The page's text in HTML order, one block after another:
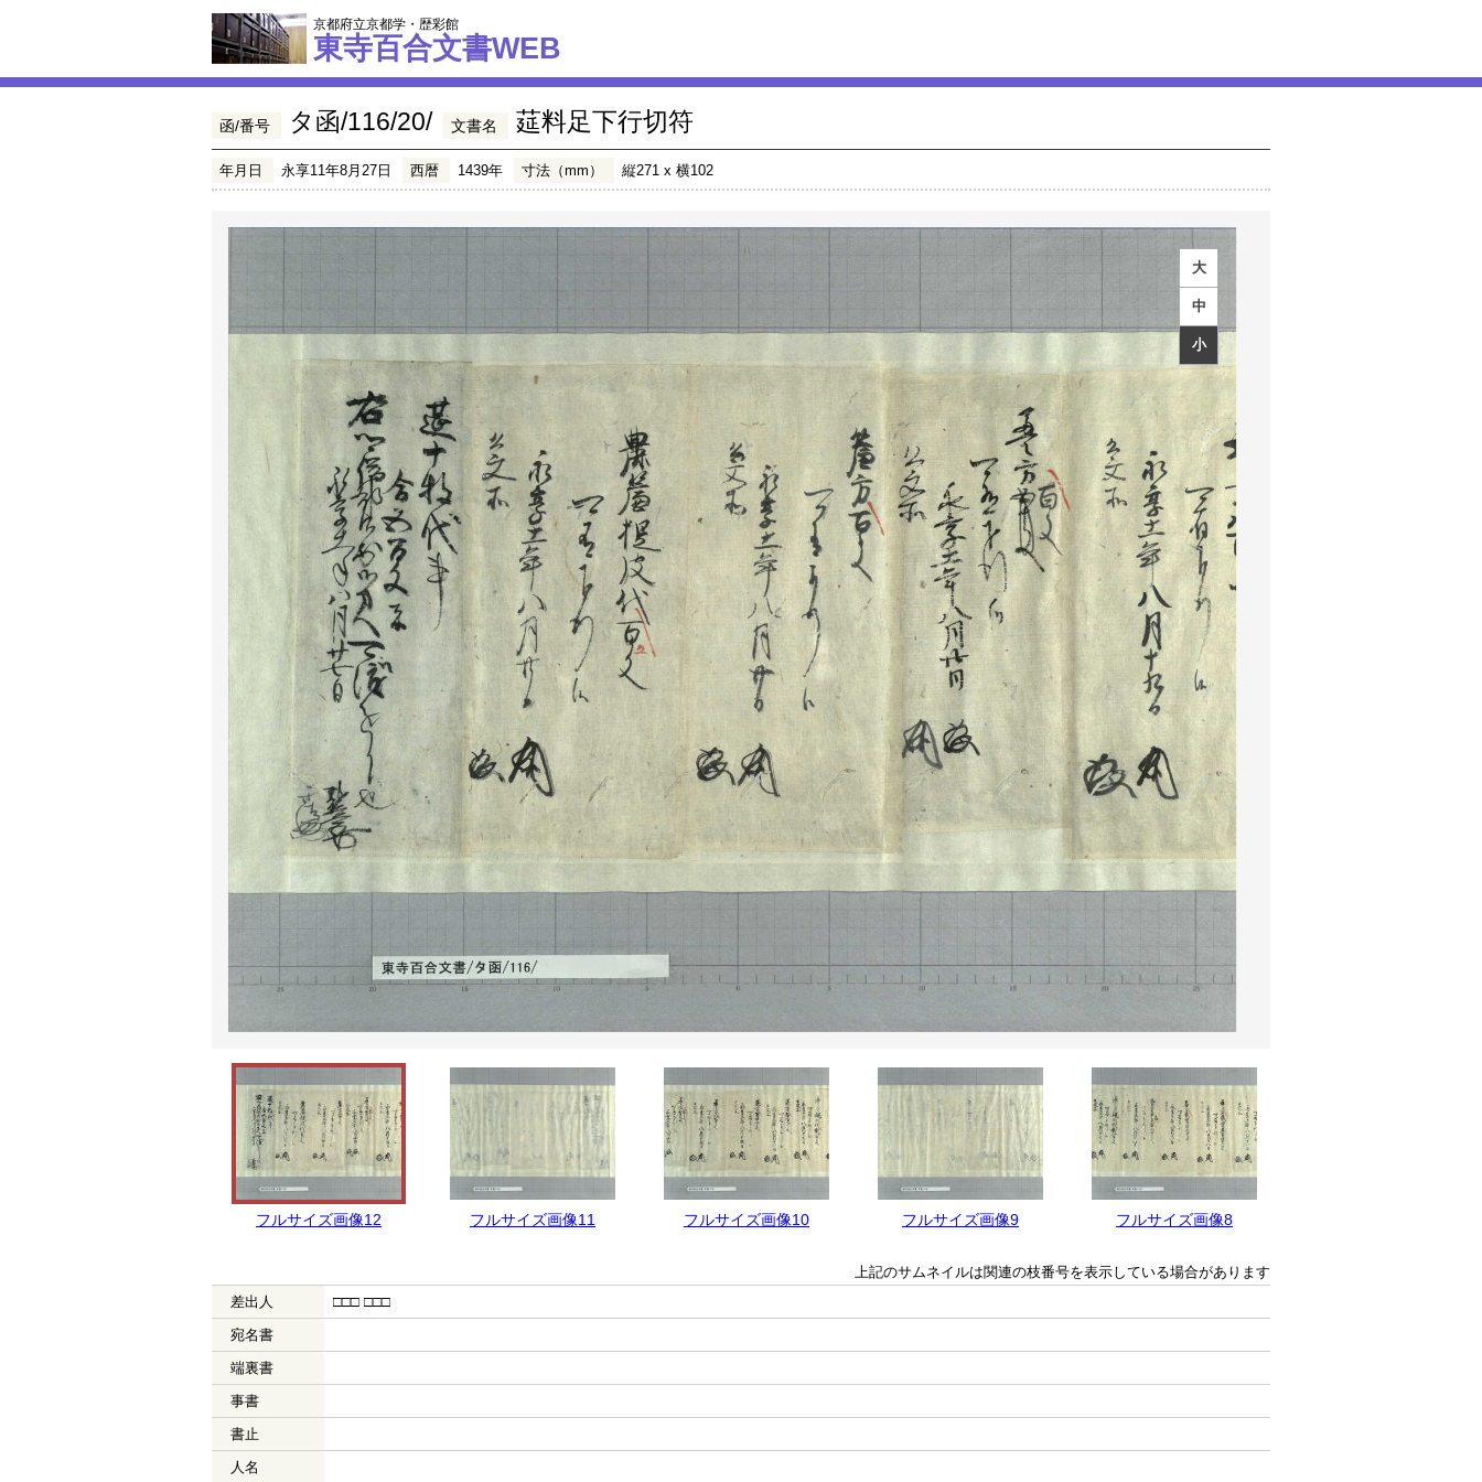
京都府立京都学・歴彩館
東寺百合文書WEB
函/番号 タ函/116/20/ 文書名 莚料足下行切符
年月日 永享11年8月27日 西暦 1439年 寸法（mm） 縦271 x 横102
大
中
小
フルサイズ画像12 フルサイズ画像11 フルサイズ画像10 フルサイズ画像9 フルサイズ画像8
上記のサムネイルは関連の枝番号を表示している場合があります
差出人
□□□ □□□
宛名書
端裏書
事書
書止
人名